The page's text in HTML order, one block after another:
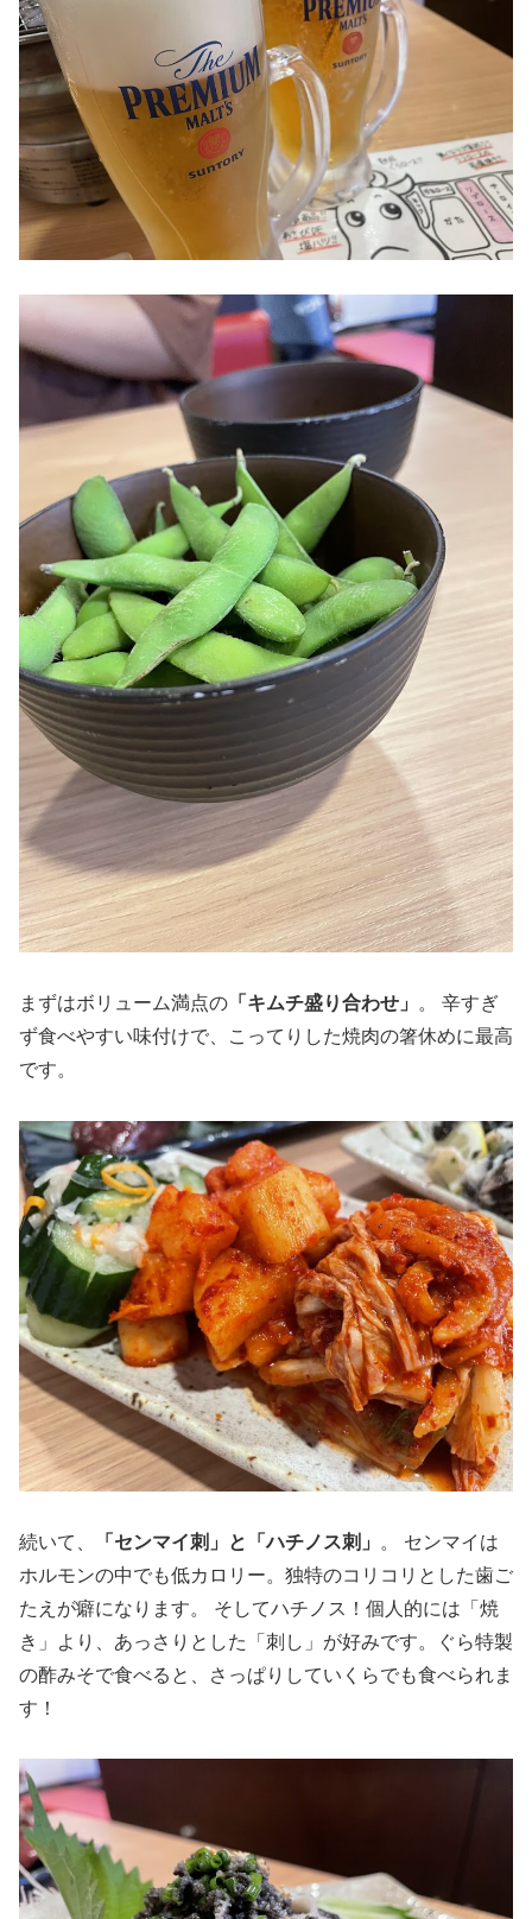
まずはボリューム満点の 「キムチ盛り合わせ」
。 辛すぎ
ず食べやすい味付けで、こってりした焼肉の箸休めに最高
です。
続いて、 「センマイ刺」と「ハチノス刺」
。 センマイは
ホルモンの中でも低カロリー。独特のコリコリとした歯ご
たえが癖になります。 そしてハチノス！個人的には「焼
き」より、あっさりとした「刺し」が好みです。ぐら特製
の酢みそで食べると、さっぱりしていくらでも食べられま
す！